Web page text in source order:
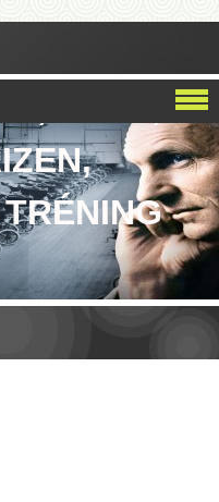
LEAN,